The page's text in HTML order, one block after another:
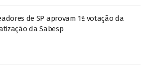
de SP aprovam 1ª votação da
da Sabesp